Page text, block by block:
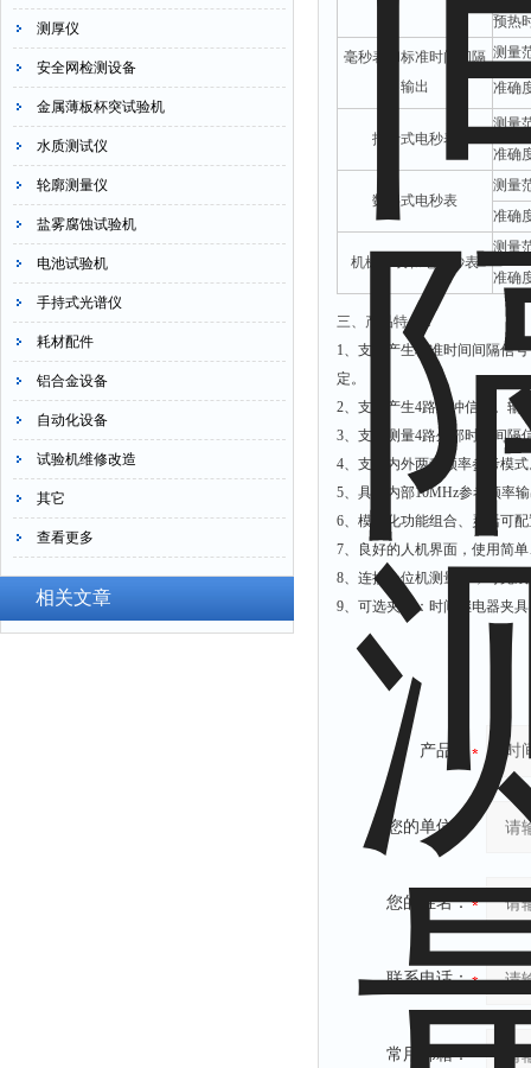
测厚仪
安全网检测设备
金属薄板杯突试验机
水质测试仪
轮廓测量仪
盐雾腐蚀试验机
电池试验机
手持式光谱仪
耗材配件
铝合金设备
自动化设备
试验机维修改造
其它
查看更多
相关文章
预热
毫秒表和标准时间间隔
输出
测量
准确
指针式电秒表
测量
准确
数字式电秒表
测量
准确
机械秒表和电子秒表
测量
准确
三、产品特点：
1、支持产生标准时间间隔信
定。
2、支持产生4路脉冲信号。输
3、支持测量4路外部时间间隔
4、支持内外两种频率参考模
5、具有内部10MHz参考频率
6、模块化功能组合、灵活可
7、良好的人机界面，使用简
8、连接上位机测量时，可完
9、可选夹具：时间继电器夹
产品：
您的单位：
您的姓名：
联系电话：
常用邮箱：